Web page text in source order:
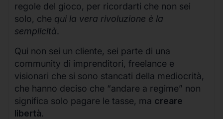
regole del gioco, per ricordarti che non sei
solo, che qui la vera rivoluzione è la
semplicità.
Qui non sei un cliente, sei parte di una
community di imprenditori, freelance e
visionari che si sono stancati della mediocrità,
che hanno deciso che “andare a regime” non
significa solo pagare le tasse, ma creare
libertà.